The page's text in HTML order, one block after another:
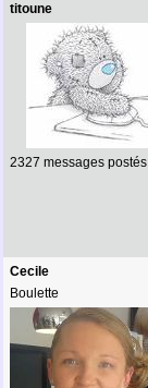
titoune
2327 messages postés
Cecile
Boulette